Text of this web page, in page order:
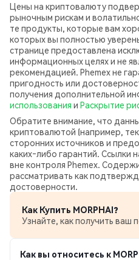
Цены на криптовалюту
рыночным рискам и
те продукты, которые вам
которых вы полностью
странице предоставлена
информационных целях и не
рекомендацией. Phemex не
пригодность или
получения дополнительной
использования и Раскрытие
Обратите внимание, что
криптовалютой (например,
сторонних источников и
каких‑либо гарантий. Ссылки
вне контроля Phemex.
рассматривать как
достоверности.
Как Купить MORPHAI?
Узнайте, как получить ваш
Как вы относитесь к